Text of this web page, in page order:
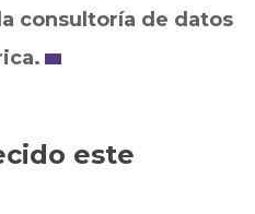
consultoría de datos
este